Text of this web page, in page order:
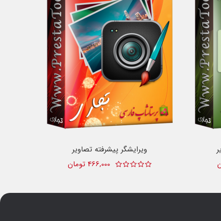
ویرایشگر پیشرفته تصاویر
466,000 تومان